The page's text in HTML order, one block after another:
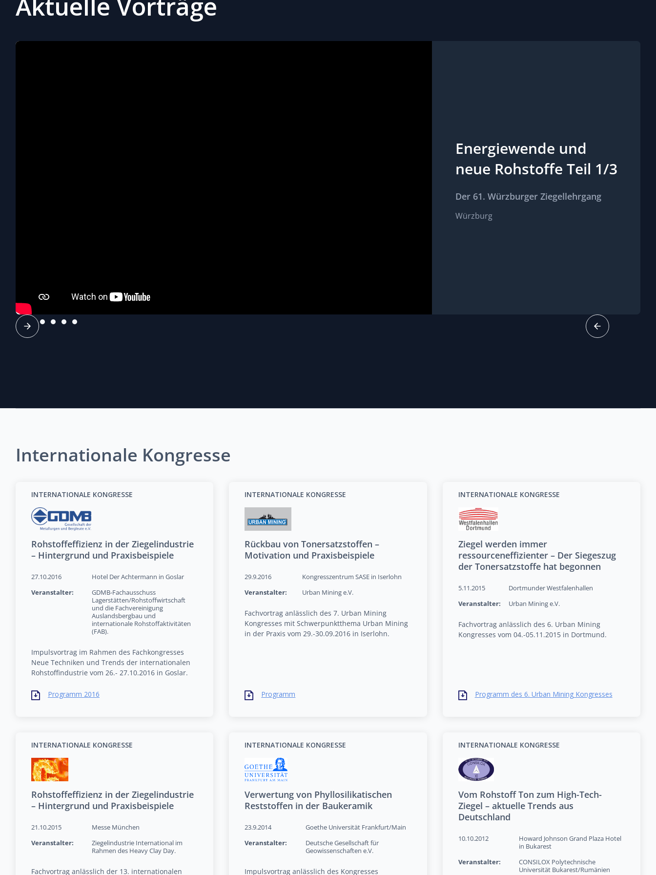
Energiewende und
neue Rohstoffe Teil 1/3
Der 61. Würzburger Ziegellehrgang
Würzburg
Internationale Kongresse
INTERNATIONALE KONGRESSE
Rohstoffeffizienz in der Ziegelindustrie
– Hintergrund und Praxisbeispiele
27.10.2016
Hotel Der Achtermann in Goslar
Veranstalter:
GDMB-Fachausschuss
Lagerstätten/Rohstoffwirtschaft
und die Fachvereinigung
Auslandsbergbau und
internationale Rohstoffaktivitäten
(FAB).
Impulsvortrag im Rahmen des Fachkongresses
Neue Techniken und Trends der internationalen
Rohstoffindustrie vom 26.- 27.10.2016 in Goslar.
Programm 2016
INTERNATIONALE KONGRESSE
Rückbau von Tonersatzstoffen –
Motivation und Praxisbeispiele
29.9.2016
Kongresszentrum SASE in Iserlohn
Veranstalter:
Urban Mining e.V.
Fachvortrag anlässlich des 7. Urban Mining
Kongresses mit Schwerpunktthema Urban Mining
in der Praxis vom 29.-30.09.2016 in Iserlohn.
Programm
INTERNATIONALE KONGRESSE
Ziegel werden immer
ressourceneffizienter – Der Siegeszug
der Tonersatzstoffe hat begonnen
5.11.2015
Dortmunder Westfalenhallen
Veranstalter:
Urban Mining e.V.
Fachvortrag anlässlich des 6. Urban Mining
Kongresses vom 04.-05.11.2015 in Dortmund.
Programm des 6. Urban Mining Kongresses
INTERNATIONALE KONGRESSE
Rohstoffeffizienz in der Ziegelindustrie
– Hintergrund und Praxisbeispiele
21.10.2015
Messe München
Veranstalter:
Ziegelindustrie International im
Rahmen des Heavy Clay Day.
Fachvortrag anlässlich der 13. internationalen
INTERNATIONALE KONGRESSE
Verwertung von Phyllosilikatischen
Reststoffen in der Baukeramik
23.9.2014
Goethe Universität Frankfurt/Main
Veranstalter:
Deutsche Gesellschaft für
Geowissenschaften e.V.
Impulsvortrag anlässlich des Kongresses
INTERNATIONALE KONGRESSE
Vom Rohstoff Ton zum High-Tech-
Ziegel – aktuelle Trends aus
Deutschland
10.10.2012
Howard Johnson Grand Plaza Hotel
in Bukarest
Veranstalter:
CONSILOX Polytechnische
Universität Bukarest/Rumänien